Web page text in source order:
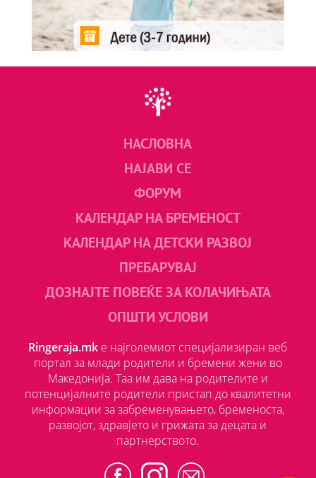
НАСЛОВНА
НАЈАВИ СЕ
ФОРУМ
КАЛЕНДАР НА БРЕМЕНОСТ
КАЛЕНДАР НА ДЕТСКИ РАЗВОЈ
ПРЕБАРУВАЈ
ДОЗНАЈТЕ ПОВЕЌЕ ЗА КОЛАЧИЊАТА
ОПШТИ УСЛОВИ
Ringeraja.mk е најголемиот специјализиран веб
портал за млади родители и бремени жени во
Македонија. Таа им дава на родителите и
потенцијалните родители пристап до квалитетни
информации за забременувањето, бременоста,
развојот, здравјето и грижата за децата и
партнерството.